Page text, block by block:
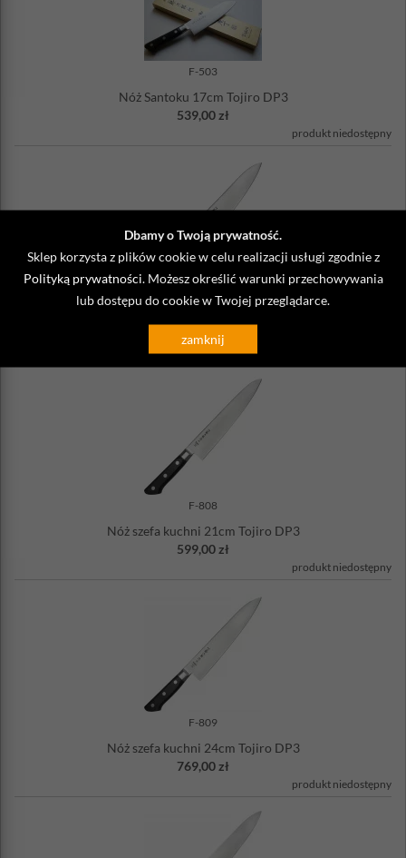
Dbamy o Twoją prywatność.
Sklep korzysta z plików cookie w celu realizacji usługi zgodnie z
Polityką prywatności . Możesz określić warunki przechowywania
lub dostępu do cookie w Twojej przeglądarce.
zamknij
F-503
Nóż Santoku 17cm Tojiro DP3
539,00 zł
produkt niedostępny
549,00 zł
F-808
Nóż szefa kuchni 21cm Tojiro DP3
599,00 zł
produkt niedostępny
F-809
Nóż szefa kuchni 24cm Tojiro DP3
769,00 zł
produkt niedostępny